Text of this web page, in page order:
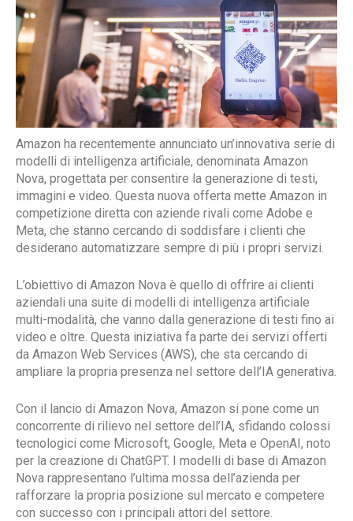
Amazon ha recentemente annunciato un’innovativa serie di
modelli di intelligenza artificiale, denominata Amazon
Nova, progettata per consentire la generazione di testi,
immagini e video. Questa nuova offerta mette Amazon in
competizione diretta con aziende rivali come Adobe e
Meta, che stanno cercando di soddisfare i clienti che
desiderano automatizzare sempre di più i propri servizi.
L’obiettivo di Amazon Nova è quello di offrire ai clienti
aziendali una suite di modelli di intelligenza artificiale
multi-modalità, che vanno dalla generazione di testi fino ai
video e oltre. Questa iniziativa fa parte dei servizi offerti
da Amazon Web Services (AWS), che sta cercando di
ampliare la propria presenza nel settore dell’IA generativa.
Con il lancio di Amazon Nova, Amazon si pone come un
concorrente di rilievo nel settore dell’IA, sfidando colossi
tecnologici come Microsoft, Google, Meta e OpenAI, noto
per la creazione di ChatGPT. I modelli di base di Amazon
Nova rappresentano l’ultima mossa dell’azienda per
rafforzare la propria posizione sul mercato e competere
con successo con i principali attori del settore.